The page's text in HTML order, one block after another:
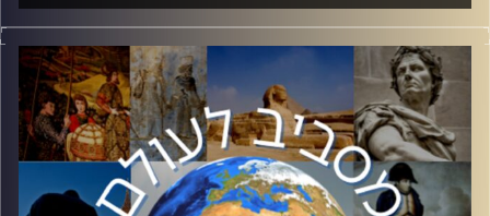
השפעתה של המתמטיקה על המדעים השונים קריטית וניכרת
גם בהשפעתה הרבה על ההיסטוריה ועל האומנות.
בפרק זה ד״ר דן אופיר יסקור את השפעתה של מלכת המדעים
על תהליכים חשובים ששינו את העולם.